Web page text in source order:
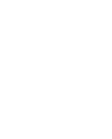
为百年而建